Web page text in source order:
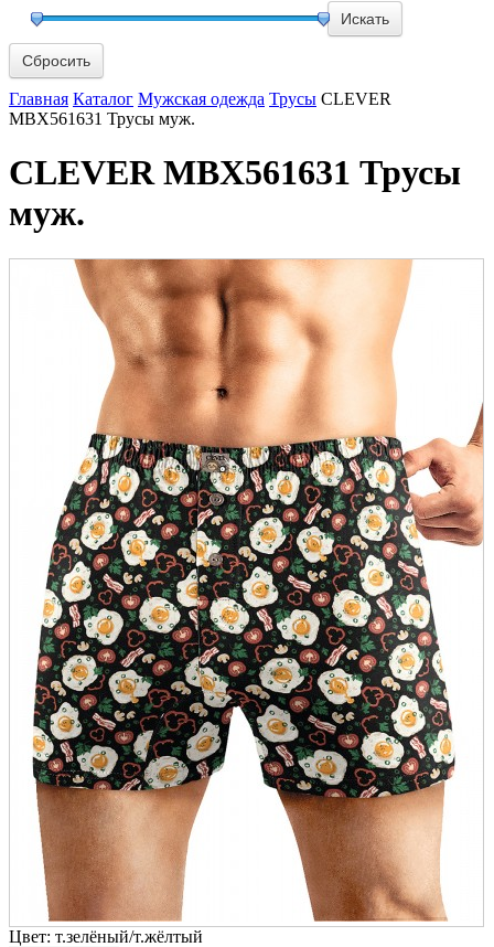
Сбросить
Главная Каталог Мужская одежда Трусы CLEVER
MBX561631 Трусы муж.
CLEVER MBX561631 Трусы
муж.
Цвет: т.зелёный/т.жёлтый